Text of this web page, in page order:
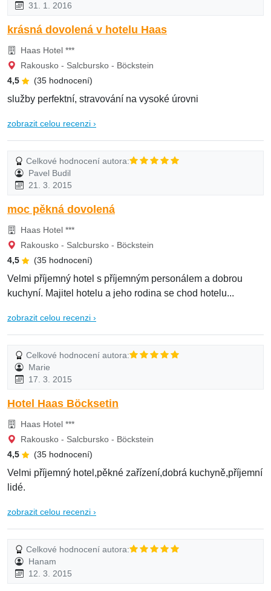
31. 1. 2016
krásná dovolená v hotelu Haas
Haas Hotel ***
Rakousko - Salcbursko - Böckstein
4,5
(35 hodnocení)
služby perfektní, stravování na vysoké úrovni
zobrazit celou recenzi ›
Celkové hodnocení autora:
Pavel Budil
21. 3. 2015
moc pěkná dovolená
Haas Hotel ***
Rakousko - Salcbursko - Böckstein
4,5
(35 hodnocení)
Velmi příjemný hotel s příjemným personálem a dobrou
kuchyní. Majitel hotelu a jeho rodina se chod hotelu...
zobrazit celou recenzi ›
Celkové hodnocení autora:
Marie
17. 3. 2015
Hotel Haas Böcksetin
Haas Hotel ***
Rakousko - Salcbursko - Böckstein
4,5
(35 hodnocení)
Velmi příjemný hotel,pěkné zařízení,dobrá kuchyně,příjemní
lidé.
zobrazit celou recenzi ›
Celkové hodnocení autora:
Hanam
12. 3. 2015